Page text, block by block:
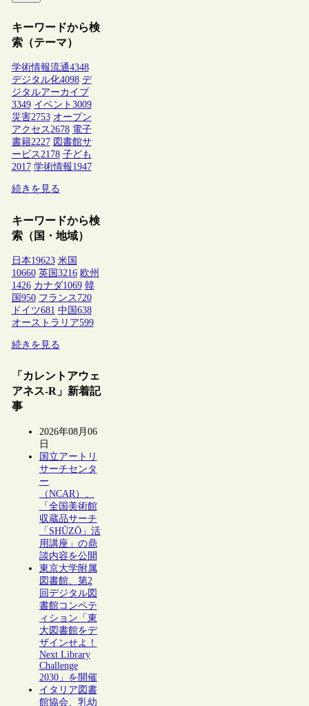
キーワードから検
索（テーマ）
学術情報流通4348
デジタル化4098 デ
ジタルアーカイブ
3349 イベント 3009
災害2753 オープン
アクセス2678 電子
書籍2227 図書館サ
ービス2178 子ども
2017 学術情報1947
続きを見る
キーワードから検
索（国・地域）
日本19623 米国
10660 英国 3216 欧州
1426 カナダ1069 韓
国 950 フランス 720
ドイツ681 中国 638
オーストラリア599
続きを見る
「カレントアウェ
アネス-R」新着記
事
2026年08月06
日
国立アートリ
サーチセンタ
ー
（NCAR）、
「全国美術館
収蔵品サーチ
「SHŪZŌ」活
用講座」の鼎
談内容を公開
東京大学附属
図書館、第2
回デジタル図
書館コンペテ
ィション「東
大図書館をデ
ザインせよ！
Next Library
Challenge
2030」を開催
イタリア図書
館協会、乳幼